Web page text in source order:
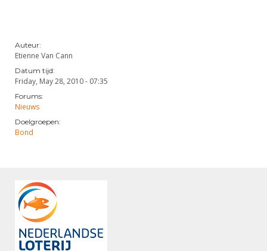
Auteur:
Etienne Van Cann
Datum tijd:
Friday, May 28, 2010 - 07:35
Forums:
Nieuws
Doelgroepen:
Bond